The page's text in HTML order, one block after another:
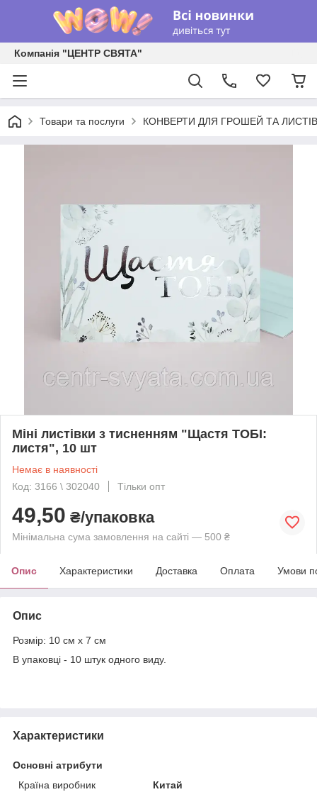
Компанія "ЦЕНТР СВЯТА"
Товари та послуги КОНВЕРТИ ДЛЯ ГРОШЕЙ ТА
Міні листівки з тисненням "Щастя ТОБІ:
листя", 10 шт
Немає в наявності
Код: 3166 \ 302040
Тільки опт
49,50 ₴/упаковка
Мінімальна сума замовлення на сайті — 500 ₴
Опис Характеристики Доставка Оплата Умови
Опис
Розмір: 10 см х 7 см
В упаковці - 10 штук одного виду.
Характеристики
Основні атрибути
Країна виробник
Китай